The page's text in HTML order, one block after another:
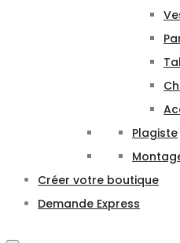
Plagiste
Créer votre boutique
Demande Express